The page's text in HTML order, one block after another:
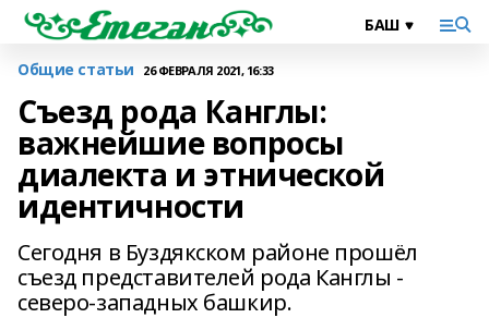
Общие статьи 26 ФЕВРАЛЯ 2021, 16:33
Съезд рода Канглы:
важнейшие вопросы
диалекта и этнической
идентичности
Сегодня в Буздякском районе прошёл
съезд представителей рода Канглы -
северо-западных башкир.